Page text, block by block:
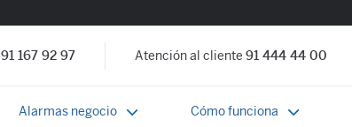
91 167 92 97 Atención al cliente91 444 44 00
Alarmas negocio Cómo funciona